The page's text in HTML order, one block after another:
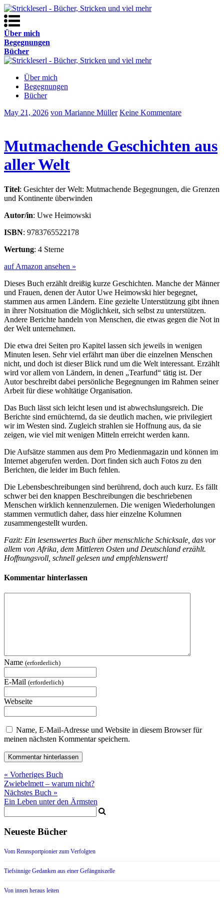
Über mich
Begegnungen
Bücher
Über mich
Begegnungen
Bücher
May 21, 2026 von Marianne Müller Keine Kommentare
Mutmachende Geschichten aus
aller Welt
Titel: Gesichter der Welt: Mutmachende Begegnungen, die Grenzen
und Kontinente überwinden
Autor/in: Uwe Heimowski
ISBN: 9783765522178
Wertung: 4 Sterne
auf Amazon ansehen »
Dieses Buch erzählt dreißig kurze Geschichten. Manche der Männer
und Frauen, denen der Autor Uwe Heimowski hier begegnet,
stammen aus armen Ländern. Eine gezielte Unterstützung gibt ihnen
in ihrer Notsituation die Möglichkeit, sich selbst zu unterstützen.
Andere Berichte handeln von Menschen, die etwas gegen die Not in
der Welt unternehmen.
Die etwa drei Seiten pro Kapitel lassen sich jeweils in wenigen
Minuten lesen. Sehr viel erfährt man über die einzelnen Menschen
nicht, und doch ist dieser Blick rund um die Welt interessant. Erzählt
wird vor allem von Ländern, in denen „Tearfund“ tätig ist. Der
Autor beschreibt dabei persönliche Begegnungen im Rahmen seiner
Arbeit für diese wohltätige Organisation.
Das Buch lässt sich leicht lesen und ist abwechslungsreich. Die
Berichte sind ernüchternd, da sie deutlich machen, wie privilegiert
wir im Westen sind. Zugleich strahlen sie Hoffnung aus, da sie
zeigen, wie viel mit wenigen Mitteln erreicht werden kann.
Die Aufsätze stammen aus dem Pro Medienmagazin und können im
Internet abgerufen werden. Dort finden sich auch Fotos zu den
Berichten, die leider im Buch fehlen.
Die Lebensbeschreibungen sind berührend, doch auch kurz. Es fällt
schwer bei den knappen Beschreibungen die beschriebenen
Menschen wirklich kennenzulernen. Die wenigen Wiederholungen
stammen vermutlich daher, dass hier einzelne Kolumnen
zusammengestellt wurden.
Fazit: Ein lesenswertes Buch über menschliche Schicksale, das vor
allem von Afrika, dem Mittleren Osten und Deutschland erzählt.
Hoffnungsvoll, schnell gelesen und empfehlenswert!
Kommentar hinterlassen
Name (erforderlich)
E-Mail (erforderlich)
Webseite
Name, E-Mail-Adresse und Website in diesem Browser für
meinen nächsten Kommentar speichern.
« Vorheriges Buch
Zwiebelmett – warum nicht?
Nächstes Buch »
Ein Leben unter den Ärmsten
Neueste Bücher
Vom Rennsportpionier zum Verfolgten
Tiefsinnige Gedanken aus einer Gefängniszelle
Von innen heraus leiten